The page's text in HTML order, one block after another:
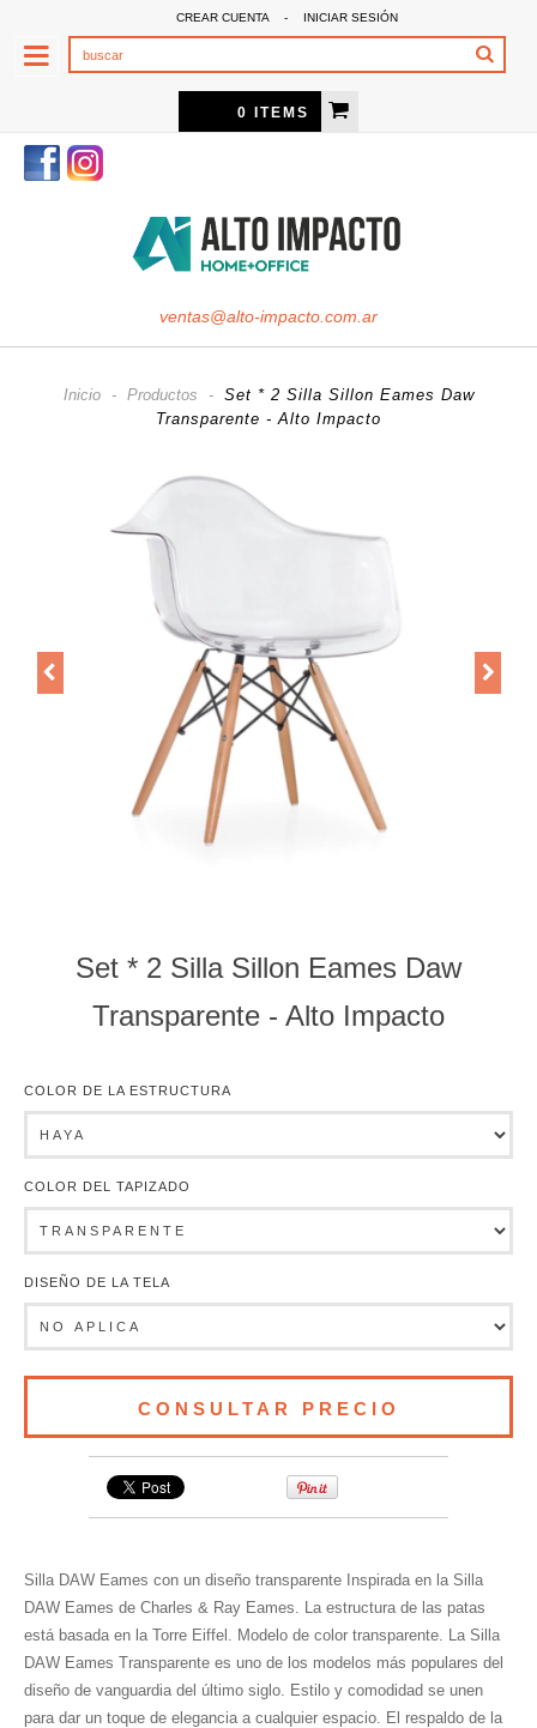
CREAR CUENTA - INICIAR SESIÓN
0 ITEMS
ventas@alto-impacto.com.ar
Inicio - Productos -
Set * 2 Silla Sillon Eames Daw
Transparente - Alto Impacto
Set * 2 Silla Sillon Eames Daw
Transparente - Alto Impacto
COLOR DE LA ESTRUCTURA
COLOR DEL TAPIZADO
DISEÑO DE LA TELA
Silla DAW Eames con un diseño transparente Inspirada en la Silla
DAW Eames de Charles & Ray Eames. La estructura de las patas
está basada en la Torre Eiffel. Modelo de color transparente. La Silla
DAW Eames Transparente es uno de los modelos más populares del
diseño de vanguardia del último siglo. Estilo y comodidad se unen
para dar un toque de elegancia a cualquier espacio. El respaldo de la